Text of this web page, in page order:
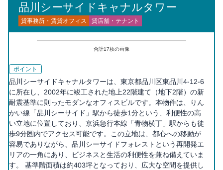
品川シーサイドキャナルタワー
貸事務所・賃貸オフィス 貸店舗・テナント
合計17枚の画像
ポイント
品川シーサイドキャナルタワーは、東京都品川区東品川4-12-6
に所在し、2002年に竣工された地上22階建て（地下2階）の新
耐震基準に則ったモダンなオフィスビルです。本物件は、りん
かい線「品川シーサイド」駅から徒歩1分という、利便性の高
い立地に位置しており、京浜急行本線「青物横丁」駅からも徒
歩9分圏内でアクセス可能です。この立地は、都心への移動が
容易でありながら、品川シーサイドフォレストという再開発エ
リアの一角にあり、ビジネスと生活の利便性を兼ね備えていま
す。 基準階面積は約403坪となっており、広大な空間を提供し